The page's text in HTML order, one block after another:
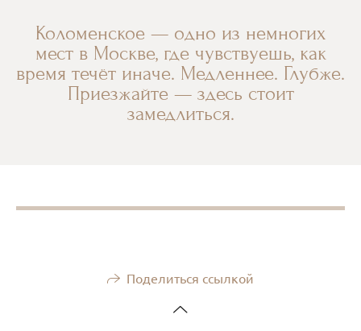
Коломенское — одно из немногих
мест в Москве, где чувствуешь, как
время течёт иначе. Медленнее. Глубже.
Приезжайте — здесь стоит
замедлиться.
Поделиться ссылкой